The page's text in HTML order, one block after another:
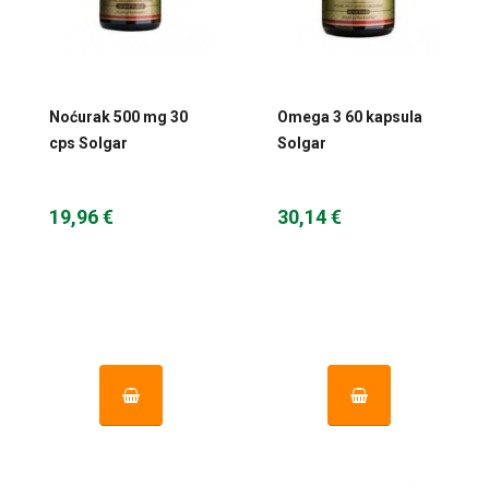
Noćurak 500 mg 30
cps Solgar
19,96 €
Omega 3 60 kapsula
Solgar
30,14 €